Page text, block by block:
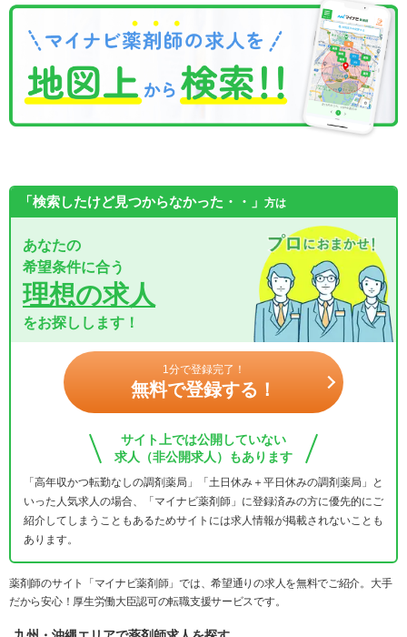
「検索したけど見つからなかった・・」 方は
あなたの
希望条件に合う
理想の求人
をお探しします！
1分で登録完了！
無料で登録する！
サイト上では公開していない
求人（非公開求人）もあります
「高年収かつ転勤なしの調剤薬局」「土日休み＋平日休みの調剤薬局」と
いった人気求人の場合、「マイナビ薬剤師」に登録済みの方に優先的にご
紹介してしまうこともあるためサイトには求人情報が掲載されないことも
あります。
薬剤師のサイト「マイナビ薬剤師」では、希望通りの求人を無料でご紹介。大手
だから安心！厚生労働大臣認可の転職支援サービスです。